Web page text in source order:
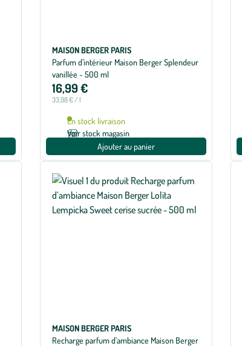
MAISON BERGER PARIS
Parfum d’intérieur Maison Berger Splendeur
vanillée - 500 ml
16,99 €
33,98 € / l
En stock livraison
Voir stock magasin
Ajouter au panier
MAISON BERGER PARIS
Recharge parfum d’ambiance Maison Berger